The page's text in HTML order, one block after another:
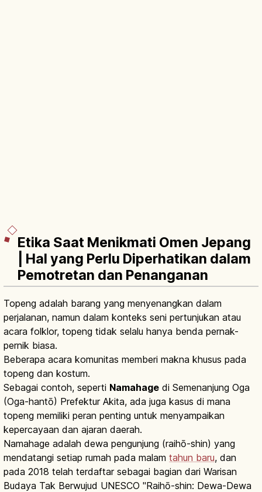
Etika Saat Menikmati Omen Jepang
| Hal yang Perlu Diperhatikan dalam
Pemotretan dan Penanganan
Topeng adalah barang yang menyenangkan dalam
perjalanan, namun dalam konteks seni pertunjukan atau
acara folklor, topeng tidak selalu hanya benda pernak-
pernik biasa.
Beberapa acara komunitas memberi makna khusus pada
topeng dan kostum.
Sebagai contoh, seperti Namahage di Semenanjung Oga
(Oga-hantō) Prefektur Akita, ada juga kasus di mana
topeng memiliki peran penting untuk menyampaikan
kepercayaan dan ajaran daerah.
Namahage adalah dewa pengunjung (raihō-shin) yang
mendatangi setiap rumah pada malam tahun baru, dan
pada 2018 telah terdaftar sebagai bagian dari Warisan
Budaya Tak Berwujud UNESCO "Raihō-shin: Dewa-Dewa